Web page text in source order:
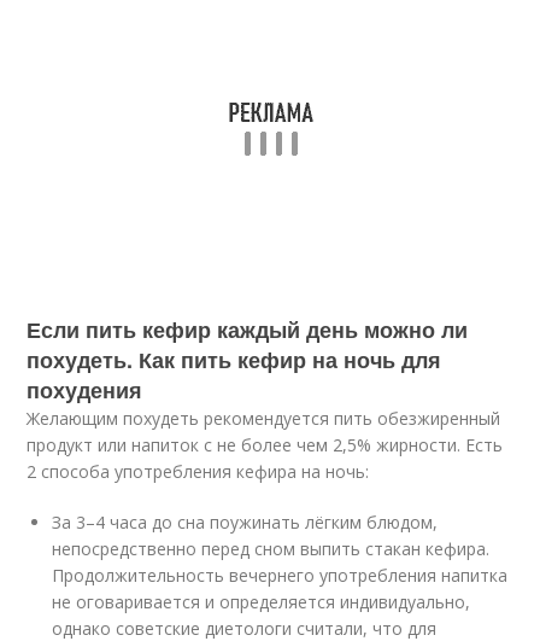
Если пить кефир каждый день можно ли
похудеть. Как пить кефир на ночь для
похудения
Желающим похудеть рекомендуется пить обезжиренный
продукт или напиток с не более чем 2,5% жирности. Есть
2 способа употребления кефира на ночь:
За 3–4 часа до сна поужинать лёгким блюдом,
непосредственно перед сном выпить стакан кефира.
Продолжительность вечернего употребления напитка
не оговаривается и определяется индивидуально,
однако советские диетологи считали, что для